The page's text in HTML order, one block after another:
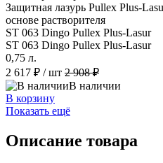
Защитная лазурь Pullex Plus-
основе растворителя
ST 063 Dingo Pullex Plus-Lasur
ST 063 Dingo Pullex Plus-Lasur
0,75 л.
2 617 ₽ / шт 2 908 ₽
В наличии
В корзину
Показать ещё
Описание товара